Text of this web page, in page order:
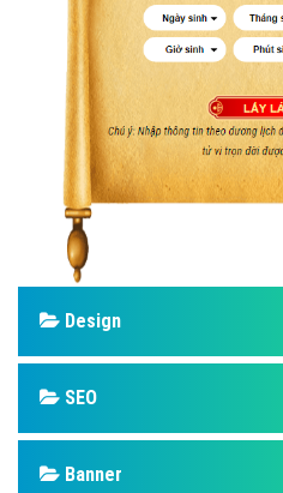
Design
SEO
Banner